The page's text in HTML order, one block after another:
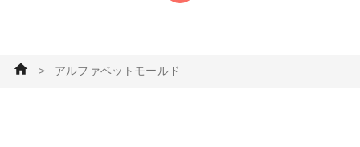
＞ アルファベットモールド